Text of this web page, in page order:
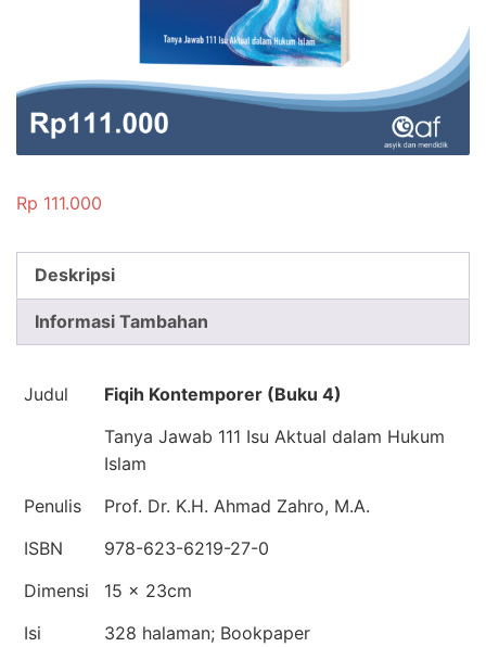
Rp 111.000
Deskripsi
Informasi Tambahan
Judul
Fiqih Kontemporer (Buku 4)
Tanya Jawab 111 Isu Aktual dalam Hukum
Islam
Penulis
Prof. Dr. K.H. Ahmad Zahro, M.A.
ISBN
978-623-6219-27-0
Dimensi
15 x 23cm
Isi
328 halaman; Bookpaper